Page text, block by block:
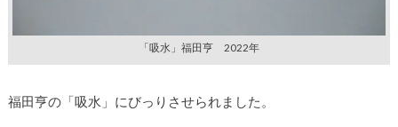
「吸水」福田亨 2022年
福田亨の「吸水」にびっりさせられました。